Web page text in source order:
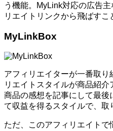
う機能。MyLink対応の広告
リエイトリンクから飛ばすこ
MyLinkBox
アフィリエイターが一番取り
リエイトスタイルが商品紹
商品の感想を記事にして最後
て収益を得るスタイルで、取
ただ、このアフィリエイトで